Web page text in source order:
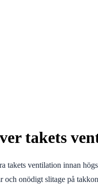
takets
takets ventilation innan
onödigt slitage på